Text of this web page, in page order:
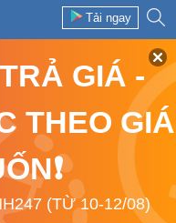
Tải ngay
GIÁ -
THEO GIÁ
(TỪ 10-12/08)